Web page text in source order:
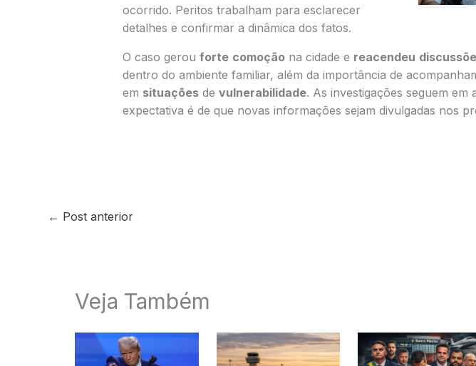
ocorrido. Peritos trabalham para esclarecer
detalhes e confirmar a dinâmica dos fatos.
O caso gerou forte comoçãona cidade e reacendeu
dentro do ambiente familiar, além da importância de
em situaçõesde vulnerabilidade. As investigações seguem em
expectativa é de que novas informações sejam divulgadas nos
← Post anterior
Veja Também